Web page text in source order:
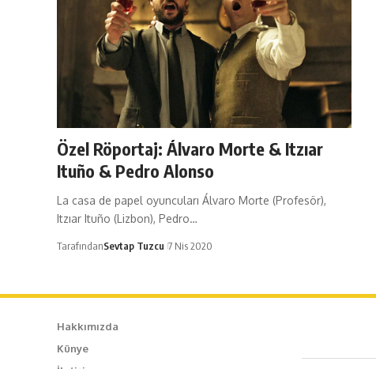
Özel Röportaj: Álvaro Morte & Itzıar
Ituño & Pedro Alonso
La casa de papel oyuncuları Álvaro Morte (Profesör),
Itzıar Ituño (Lizbon), Pedro…
TarafındanSevtap Tuzcu 7 Nis 2020
Hakkımızda
Künye